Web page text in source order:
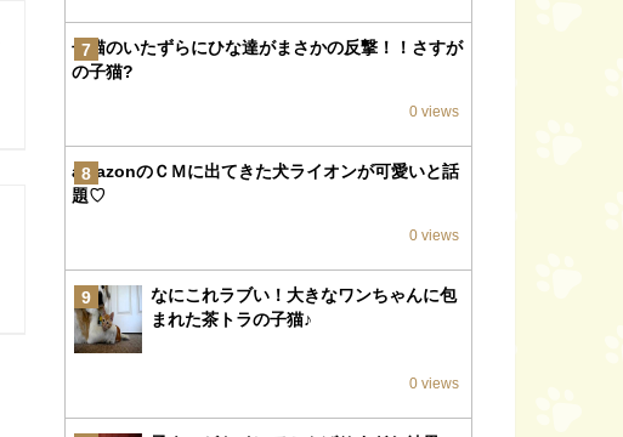
7
子猫のいたずらにひな達がまさかの反撃！！さすが
の子猫?
0 views
8
amazonのＣＭに出てきた犬ライオンが可愛いと話
題♡
0 views
9
なにこれラブい！大きなワンちゃんに包
まれた茶トラの子猫♪
0 views